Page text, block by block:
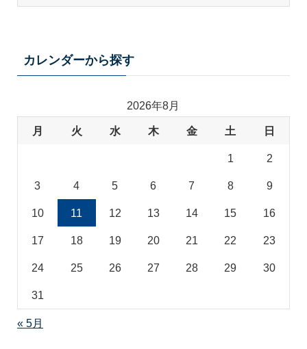
カレンダーから探す
2026年8月
月 火 水 木 金 土 日
1 2
3 4 5 6 7 8 9
10 11 12 13 14 15 16
17 18 19 20 21 22 23
24 25 26 27 28 29 30
31
« 5月